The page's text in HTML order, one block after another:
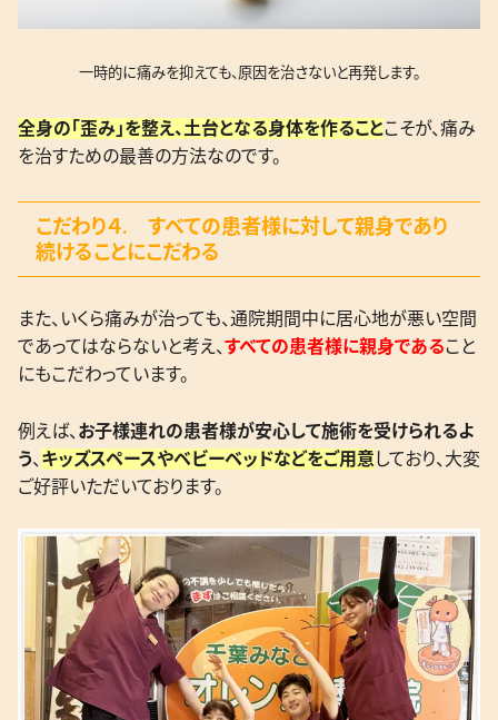
一時的に痛みを抑えても、原因を治さないと再発します。
全身の「歪み」を整え、土台となる身体を作ることこそが、痛み
を治すための最善の方法なのです。
こだわり４. すべての患者様に対して親身であり
続けることにこだわる
また、いくら痛みが治っても、通院期間中に居心地が悪い空間
であってはならないと考え、すべての患者様に親身であること
にもこだわっています。
例えば、 お子様連れの患者様が安心して施術を受けられるよ
う、 キッズスペースやベビーベッドなどをご用意しており、大変
ご好評いただいております。